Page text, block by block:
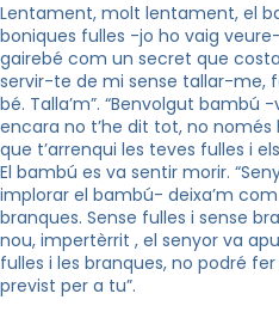
Lentament, molt lentament, el
boniques fulles -jo ho vaig
gairebé com un secret que
servir-te de mi sense tallar-me,
bé. Talla’m”. “Benvolgut bambú
encara no t’he dit tot, no
que t’arrenqui les teves fulles i
El bambú es va sentir morir.
implorar el bambú- deixa’m
branques. Sense fulles i sense
nou, impertèrrit , el senyor va
fulles i les branques, no podré
previst per a tu”.